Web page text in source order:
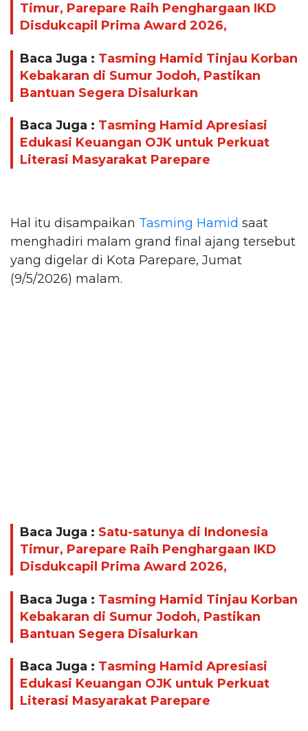
Timur, Parepare Raih Penghargaan IKD
Disdukcapil Prima Award 2026,
Baca Juga : Tasming Hamid Tinjau Korban
Kebakaran di Sumur Jodoh, Pastikan
Bantuan Segera Disalurkan
Baca Juga : Tasming Hamid Apresiasi
Edukasi Keuangan OJK untuk Perkuat
Literasi Masyarakat Parepare
Hal itu disampaikan Tasming Hamid saat
menghadiri malam grand final ajang tersebut
yang digelar di Kota Parepare, Jumat
(9/5/2026) malam.
Baca Juga : Satu-satunya di Indonesia
Timur, Parepare Raih Penghargaan IKD
Disdukcapil Prima Award 2026,
Baca Juga : Tasming Hamid Tinjau Korban
Kebakaran di Sumur Jodoh, Pastikan
Bantuan Segera Disalurkan
Baca Juga : Tasming Hamid Apresiasi
Edukasi Keuangan OJK untuk Perkuat
Literasi Masyarakat Parepare